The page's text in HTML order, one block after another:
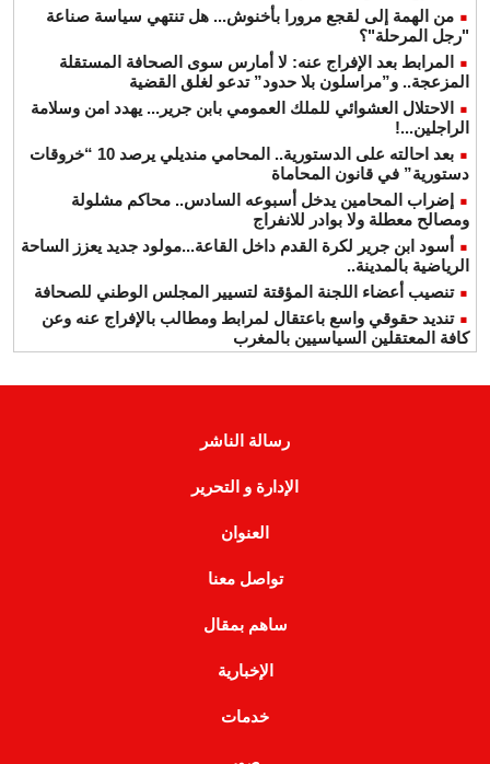
من الهمة إلى لقجع مرورا بأخنوش... هل تنتهي سياسة صناعة
"رجل المرحلة"؟
المرابط بعد الإفراج عنه: لا أمارس سوى الصحافة المستقلة
المزعجة.. و”مراسلون بلا حدود” تدعو لغلق القضية
الاحتلال العشوائي للملك العمومي بابن جرير... يهدد امن وسلامة
الراجلين...!
بعد احالته على الدستورية.. المحامي منديلي يرصد 10 “خروقات
دستورية” في قانون المحاماة
إضراب المحامين يدخل أسبوعه السادس.. محاكم مشلولة
ومصالح معطلة ولا بوادر للانفراج
أسود ابن جرير لكرة القدم داخل القاعة...مولود جديد يعزز الساحة
الرياضية بالمدينة..
تنصيب أعضاء اللجنة المؤقتة لتسيير المجلس الوطني للصحافة
تنديد حقوقي واسع باعتقال لمرابط ومطالب بالإفراج عنه وعن
كافة المعتقلين السياسيين بالمغرب
رسالة الناشر
الإدارة و التحرير
العنوان
تواصل معنا
ساهم بمقال
الإخبارية
خدمات